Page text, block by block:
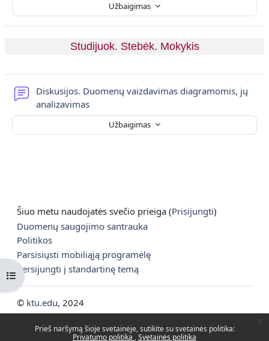
Prieš naršymą šioje svetainėje, sutikite su svetainės politika:
Privatumo politika Svetainės politika
Atverti kurso rodyklę
Užbaigimas
Studijuok. Stebėk. Mokykis
Diskusijos. Duomenų vaizdavimas diagramomis, jų
analizavimas
Užbaigimas
Šiuo metu naudojatės svečio prieiga (Prisijungti)
Duomenų saugojimo santrauka
Politikos
Parsisiųsti mobiliąją programėlę
Persijungti į standartinę temą
© ktu.edu, 2024